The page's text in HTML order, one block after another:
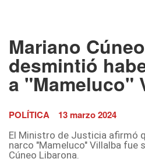
Mariano
desmintió
a "Mameluco"
POLÍTICA 13 marzo 2024
El Ministro de Justicia afirmó
narco "Mameluco" Villalba fue
Cúneo Libarona.